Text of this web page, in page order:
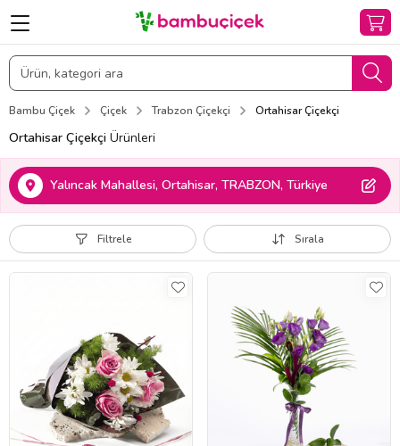
Bambu Çiçek Çiçek Trabzon Çiçekçi Ortahisar Çiçekçi
Ortahisar Çiçekçi Ürünleri
Yalıncak Mahallesi, Ortahisar, TRABZON, Türkiye
Filtrele Sırala